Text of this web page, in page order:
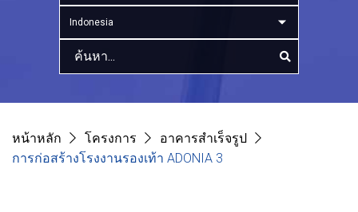
Indonesia
หน้าหลัก โครงการ
อาคารสำเร็จรูป
การก่อสร้างโรงงานรองเท้า ADONIA 3